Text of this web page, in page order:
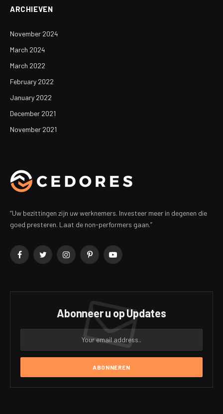
ARCHIEVEN
November 2024
March 2024
March 2022
February 2022
January 2022
December 2021
November 2021
“Uw bezittingen zijn uw werknemers. Investeer meer in degenen die
goed presteren. Laat de non-performers gaan.”
FacebookTwitterInstagramPinterestYouTube
Abonneer u op Updates